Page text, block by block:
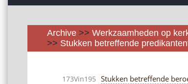
Archive >> Werkzaamheden op
>> Stukken betreffende
173Vin195
Stukken betreffende